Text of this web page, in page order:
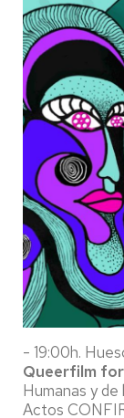
- 19:00h.
Queerfilm
Humanas y
Actos